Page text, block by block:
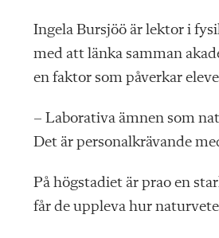
Ingela Bursjöö är lektor i
med att länka samman
en faktor som påverkar
– Laborativa ämnen som
Det är personalkrävande
På högstadiet är prao en
får de uppleva hur